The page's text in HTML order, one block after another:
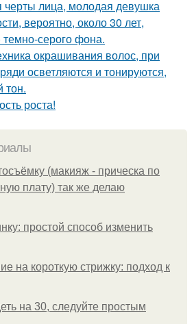
лица, молодая девушка
вероятно, около 30 лет,
серого фона.
окрашивания волос, при
осветляются и тонируются,
тон.
роста!
(макияж - прическа по
плату) так же делаю
простой способ изменить
на короткую стрижку: подход к
на 30, следуйте простым